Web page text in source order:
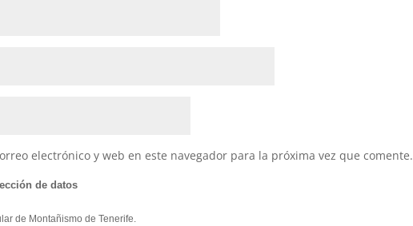
electrónico y web en este navegador para la próxima vez que comente.
de datos
de Montañismo de Tenerife.